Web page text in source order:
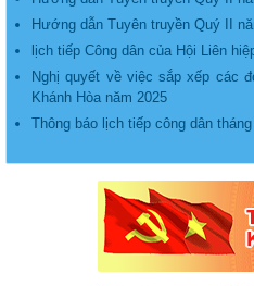
lịch tiếp Công dân của Hội Liên
Nghị quyết về việc sắp xếp các
Khánh Hòa năm 2025
Thông báo lịch tiếp công dân tháng